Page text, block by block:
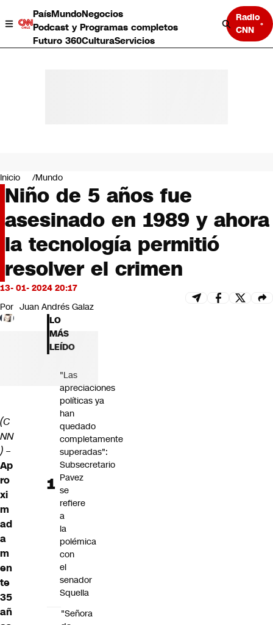
PaísMundoNegocios
Podcast y Programas completos
Futuro 360CulturaServicios
Radio
CNN
Negocios
Deportes
Programas completos
Cultura
Servicios
Bits
CNN tiempo
Futuro 360
Inicio Mundo
Niño de 5 años fue
asesinado en 1989 y ahora
la tecnología permitió
resolver el crimen
13- 01- 2024 20:17
Por Juan Andrés Galaz
(C
NN
) –
Ap
ro
xi
m
ad
a
m
en
te
35
añ
LO
MÁS
LEÍDO
"Las
apreciaciones
políticas ya
han
quedado
completamente
superadas":
Subsecretario
Pavez
se
refiere
a
la
polémica
con
el
senador
Squella
"Señora